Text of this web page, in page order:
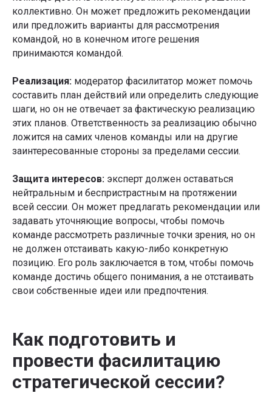
коллективно. Он может предложить рекомендации
или предложить варианты для рассмотрения
командой, но в конечном итоге решения
принимаются командой.
Реализация: модератор фасилитатор может помочь
составить план действий или определить следующие
шаги, но он не отвечает за фактическую реализацию
этих планов. Ответственность за реализацию обычно
ложится на самих членов команды или на другие
заинтересованные стороны за пределами сессии.
Защита интересов: эксперт должен оставаться
нейтральным и беспристрастным на протяжении
всей сессии. Он может предлагать рекомендации или
задавать уточняющие вопросы, чтобы помочь
команде рассмотреть различные точки зрения, но он
не должен отстаивать какую-либо конкретную
позицию. Его роль заключается в том, чтобы помочь
команде достичь общего понимания, а не отстаивать
свои собственные идеи или предпочтения.
Как подготовить и
провести фасилитацию
стратегической сессии?